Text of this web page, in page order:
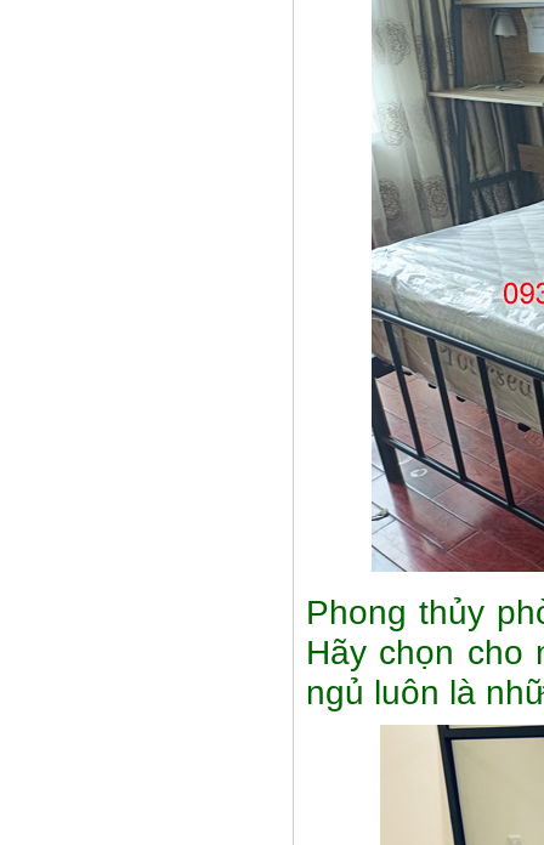
Phong thủy
Hãy chọn cho
ngủ luôn là